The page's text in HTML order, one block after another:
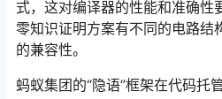
式，这对编译器的性能和准确性
零知识证明方案有不同的电路结
的兼容性。
蚂蚁集团的“隐语”框架在代码托